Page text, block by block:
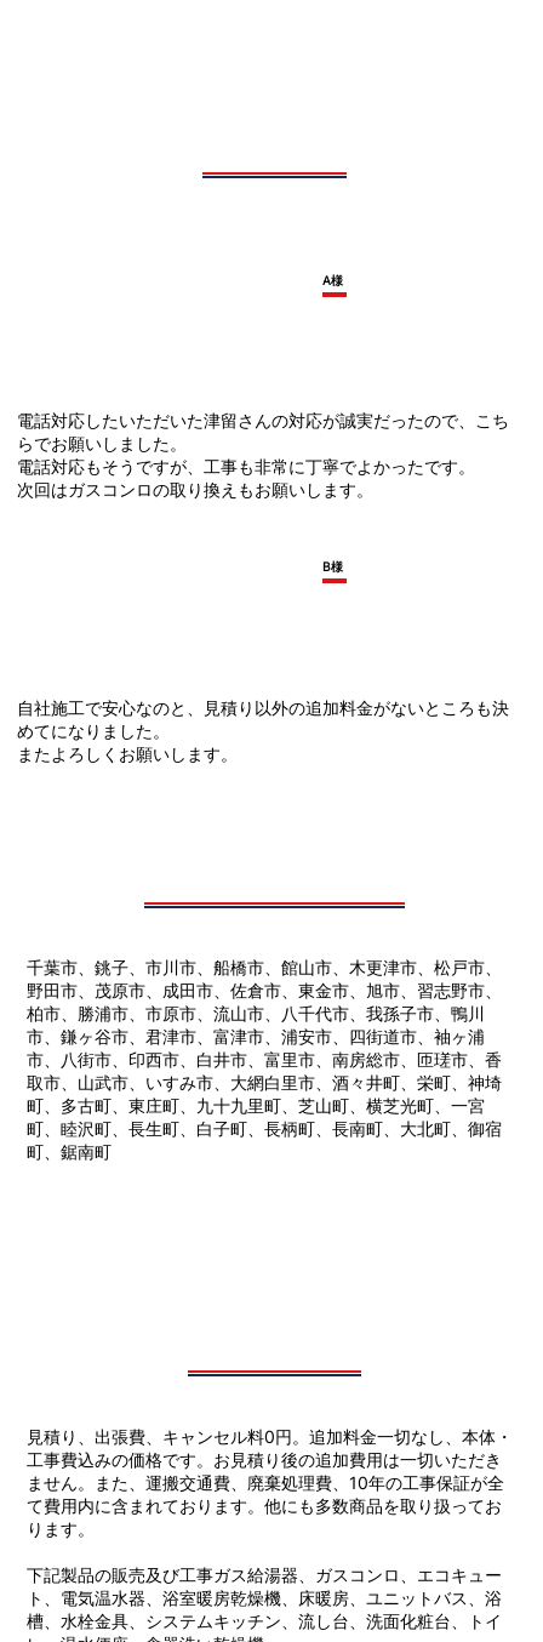
電話対応したいただいた津留さんの対応が誠実だったので、こち
らでお願いしました。
電話対応もそうですが、工事も非常に丁寧でよかったです。
次回はガスコンロの取り換えもお願いします。
A様
自社施工で安心なのと、見積り以外の追加料金がないところも決
めてになりました。
またよろしくお願いします。
B様
千葉市、銚子、市川市、船橋市、館山市、木更津市、松戸市、
野田市、茂原市、成田市、佐倉市、東金市、旭市、習志野市、
柏市、勝浦市、市原市、流山市、八千代市、我孫子市、鴨川
市、鎌ヶ谷市、君津市、富津市、浦安市、四街道市、袖ヶ浦
市、八街市、印西市、白井市、富里市、南房総市、匝瑳市、香
取市、山武市、いすみ市、大網白里市、酒々井町、栄町、神埼
町、多古町、東庄町、九十九里町、芝山町、横芝光町、一宮
町、睦沢町、長生町、白子町、長柄町、長南町、大北町、御宿
町、鋸南町
見積り、出張費、キャンセル料0円。追加料金一切なし、本体・
工事費込みの価格です。お見積り後の追加費用は一切いただき
ません。また、運搬交通費、廃棄処理費、10年の工事保証が全
て費用内に含まれております。他にも多数商品を取り扱ってお
ります。
下記製品の販売及び工事ガス給湯器、ガスコンロ、エコキュー
ト、電気温水器、浴室暖房乾燥機、床暖房、ユニットバス、浴
槽、水栓金具、システムキッチン、流し台、洗面化粧台、トイ